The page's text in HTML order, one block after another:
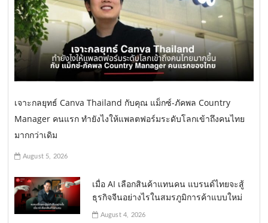
เจาะกลยุทธ์ Canva Thailand กับคุณ แม็กซ์-ภัคพล Country
Manager คนแรก ทำยังไงให้แพลตฟอร์มระดับโลกเข้าถึงคนไทย
มากกว่าเดิม
August 5, 2026
เมื่อ AI เลือกสินค้าแทนคน แบรนด์ไทยจะสู้
ธุรกิจจีนอย่างไรในสมรภูมิการค้าแบบใหม่
August 4, 2026